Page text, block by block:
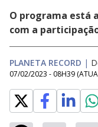
O programa está
com a
PLANETA RECORD |
07/02/2023 - 08H39